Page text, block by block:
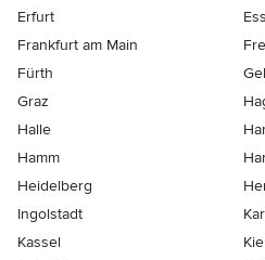
Erfurt
Frankfurt am Main
Fürth
Graz
Halle
Hamm
Heidelberg
Ingolstadt
Kassel
Kiel